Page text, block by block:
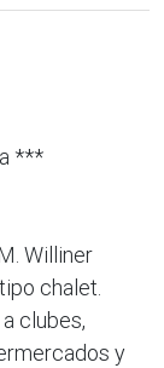
***
Williner
chalet.
clubes,
y